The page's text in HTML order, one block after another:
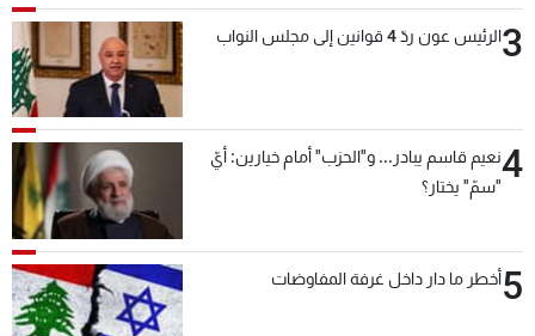
3الرئيس عون ردّ 4 قوانين إلى مجلس النواب
4نعيم قاسم يبادر... و"الحزب" أمام خيارين: أيّ
"سمّ" يختار؟
5أخطر ما دار داخل غرفة المفاوضات